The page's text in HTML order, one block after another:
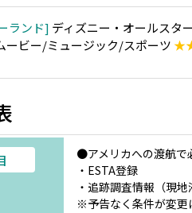
ランド ディズニー・オールスタ
ービー/ミュージック/スポーツ
●アメリカへの渡航で
・ESTA登録
・追跡調査情報（現
※予告なく条件が変更